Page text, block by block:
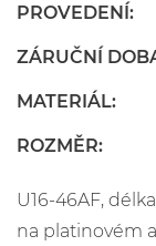
PROVEDENÍ:
ZÁRUČNÍ
MATERIÁL:
ROZMĚR:
U16-46AF,
na platinovém